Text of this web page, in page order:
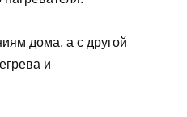
дома, а с другой
и